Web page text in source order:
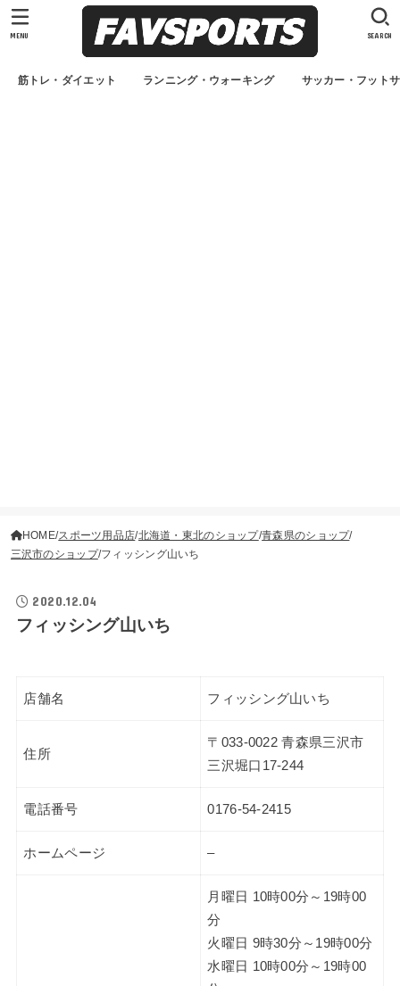
筋トレ・ダイエット ランニング・ウォーキング サッカー・フット
SEARCH
MENU
HOME スポーツ用品店 北海道・東北のショップ 青森県のショップ
三沢市のショップ フィッシング山いち
2020.12.04
フィッシング山いち
店舗名 フィッシング山いち
住所
〒033-0022 青森県三沢市
三沢堀口17-244
電話番号 0176-54-2415
ホームページ –
月曜日 10時00分～19時00
分
火曜日 9時30分～19時00分
水曜日 10時00分～19時00